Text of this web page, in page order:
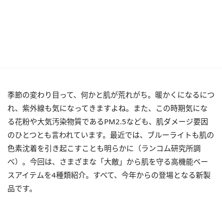
季節の変わり目って、何かと肌が荒れがち。暖かくになるにつ
れ、紫外線も気になってきますよね。また、この時期気にな
る花粉や大気汚染物質であるPM2.5なども、肌ダメージ要因
のひとつとも言われています。最近では、ブルーライトも肌の
色素沈着を引き起こすことも明らかに（ランコム研究所調
べ）。今回は、さまざまな「大敵」から肌を守る高機能ベー
スアイテムを4種類紹介。すべて、今年からの登場となる新製
品です。